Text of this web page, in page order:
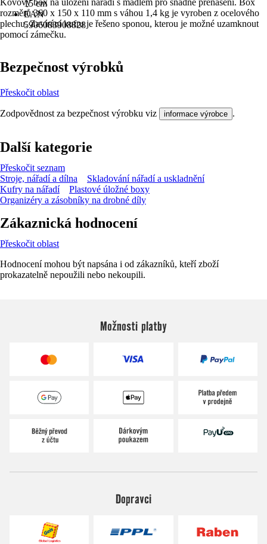
15 cm
EAN
5906083908828
Kovový box na uložení nářadí s madlem pro snadné přenášení. Box
rozměrů 360 x 150 x 110 mm s váhou 1,4 kg je vyroben z ocelového
plechu. Zavírání kufru je řešeno sponou, kterou je možné uzamknout
pomocí zámečku.
Bezpečnost výrobků
Přeskočit oblast
Zodpovědnost za bezpečnost výrobku viz informace výrobce .
Další kategorie
Přeskočit seznam
Stroje, nářadí a dílna
Skladování nářadí a uskladnění
Kufry na nářadí
Plastové úložné boxy
Organizéry a zásobníky na drobné díly
Zákaznická hodnocení
Přeskočit oblast
Hodnocení mohou být napsána i od zákazníků, kteří zboží
prokazatelně nepoužili nebo nekoupili.
Možnosti platby
Dopravci